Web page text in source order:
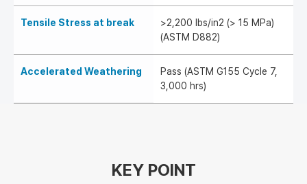
Tensile Stress at break
>2,200 lbs/in2 (> 15 MPa)
(ASTM D882)
Accelerated Weathering
Pass (ASTM G155 Cycle 7,
3,000 hrs)
KEY POINT